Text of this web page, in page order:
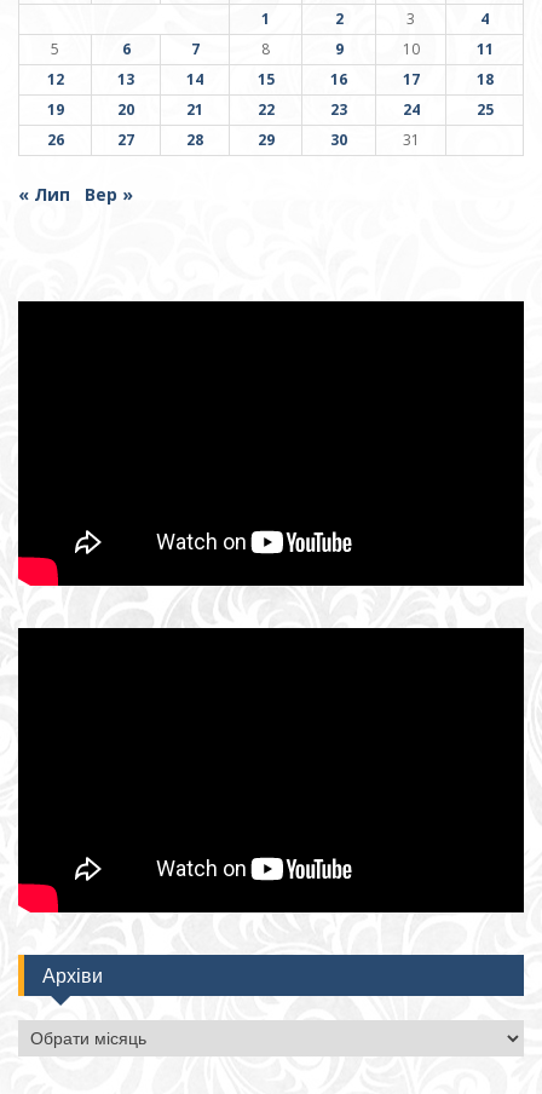
1
2 3
4
5
6 7 8 9 10
11
12
13 14 15 16 17
18
19
20 21 22 23 24
25
26
27 28 29 30 31
« Лип Вер »
Архіви
Архіви